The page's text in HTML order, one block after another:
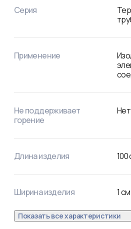
Рабочее напряжение: 600 В.
Удельное электрическое
Серия
Применение
Не поддерживает
горение
Нет
Длина изделия 100
Ширина изделия 1см
Показать все характеристики